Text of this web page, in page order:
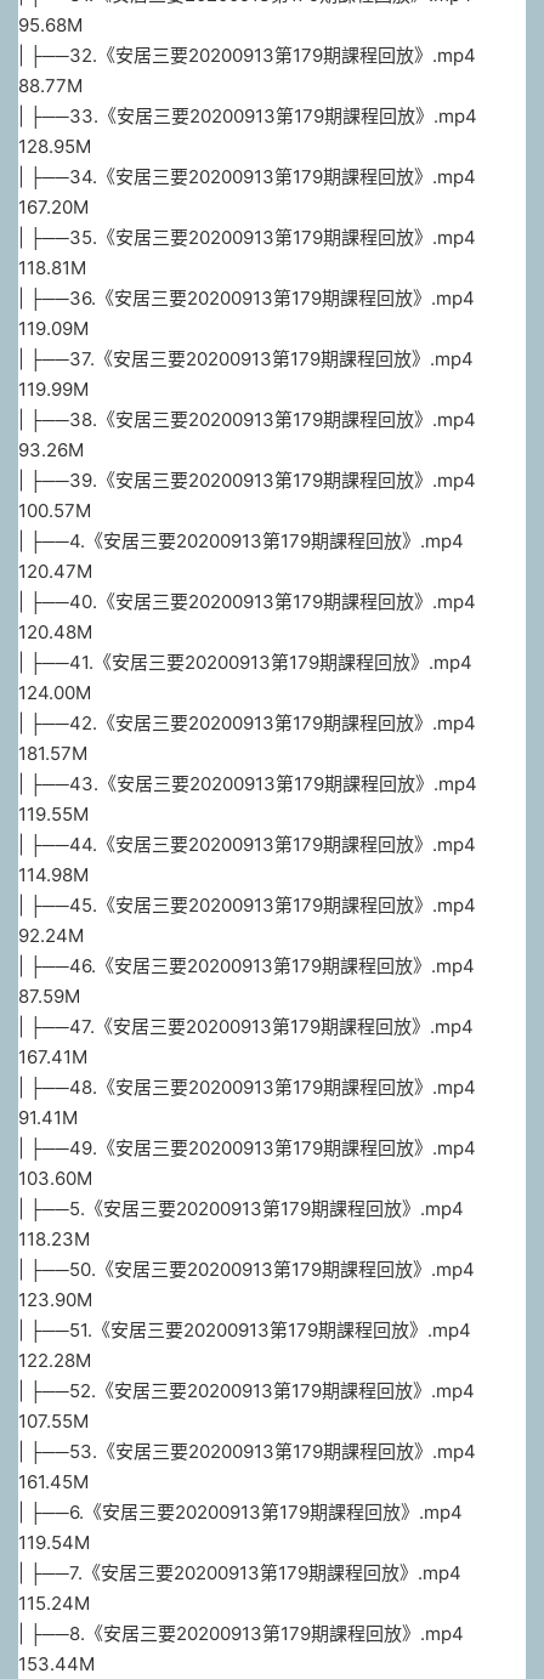
95.68M
| ├──32.《安居三要20200913第179期課程回放》.mp4
88.77M
| ├──33.《安居三要20200913第179期課程回放》.mp4
128.95M
| ├──34.《安居三要20200913第179期課程回放》.mp4
167.20M
| ├──35.《安居三要20200913第179期課程回放》.mp4
118.81M
| ├──36.《安居三要20200913第179期課程回放》.mp4
119.09M
| ├──37.《安居三要20200913第179期課程回放》.mp4
119.99M
| ├──38.《安居三要20200913第179期課程回放》.mp4
93.26M
| ├──39.《安居三要20200913第179期課程回放》.mp4
100.57M
| ├──4.《安居三要20200913第179期課程回放》.mp4
120.47M
| ├──40.《安居三要20200913第179期課程回放》.mp4
120.48M
| ├──41.《安居三要20200913第179期課程回放》.mp4
124.00M
| ├──42.《安居三要20200913第179期課程回放》.mp4
181.57M
| ├──43.《安居三要20200913第179期課程回放》.mp4
119.55M
| ├──44.《安居三要20200913第179期課程回放》.mp4
114.98M
| ├──45.《安居三要20200913第179期課程回放》.mp4
92.24M
| ├──46.《安居三要20200913第179期課程回放》.mp4
87.59M
| ├──47.《安居三要20200913第179期課程回放》.mp4
167.41M
| ├──48.《安居三要20200913第179期課程回放》.mp4
91.41M
| ├──49.《安居三要20200913第179期課程回放》.mp4
103.60M
| ├──5.《安居三要20200913第179期課程回放》.mp4
118.23M
| ├──50.《安居三要20200913第179期課程回放》.mp4
123.90M
| ├──51.《安居三要20200913第179期課程回放》.mp4
122.28M
| ├──52.《安居三要20200913第179期課程回放》.mp4
107.55M
| ├──53.《安居三要20200913第179期課程回放》.mp4
161.45M
| ├──6.《安居三要20200913第179期課程回放》.mp4
119.54M
| ├──7.《安居三要20200913第179期課程回放》.mp4
115.24M
| ├──8.《安居三要20200913第179期課程回放》.mp4
153.44M